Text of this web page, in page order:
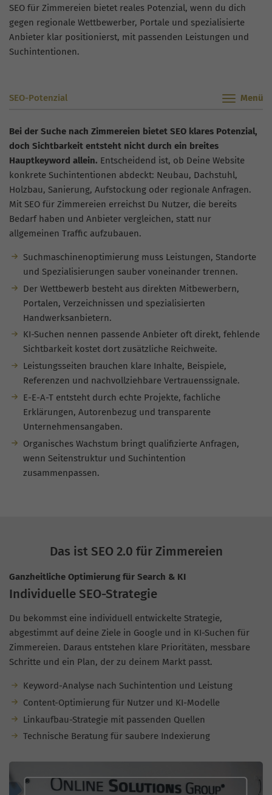
SEO für Zimmereien bietet reales Potenzial, wenn du dich
gegen regionale Wettbewerber, Portale und spezialisierte
Anbieter klar positionierst, mit passenden Leistungen und
Suchintentionen.
SEO-Potenzial
Bei der Suche nach Zimmereien bietet SEO klares Potenzial,
doch Sichtbarkeit entsteht nicht durch ein breites
Hauptkeyword allein. Entscheidend ist, ob Deine Website
konkrete Suchintentionen abdeckt: Neubau, Dachstuhl,
Holzbau, Sanierung, Aufstockung oder regionale Anfragen.
Mit SEO für Zimmereien erreichst Du Nutzer, die bereits
Bedarf haben und Anbieter vergleichen, statt nur
allgemeinen Traffic aufzubauen.
Suchmaschinenoptimierung muss Leistungen, Standorte
und Spezialisierungen sauber voneinander trennen.
Der Wettbewerb besteht aus direkten Mitbewerbern,
Portalen, Verzeichnissen und spezialisierten
Handwerksanbietern.
KI-Suchen nennen passende Anbieter oft direkt, fehlende
Sichtbarkeit kostet dort zusätzliche Reichweite.
Leistungsseiten brauchen klare Inhalte, Beispiele,
Referenzen und nachvollziehbare Vertrauenssignale.
E-E-A-T entsteht durch echte Projekte, fachliche
Erklärungen, Autorenbezug und transparente
Unternehmensangaben.
Organisches Wachstum bringt qualifizierte Anfragen,
wenn Seitenstruktur und Suchintention
zusammenpassen.
Das ist SEO 2.0 für Zimmereien
Ganzheitliche Optimierung für Search & KI
Individuelle SEO-Strategie
Du bekommst eine individuell entwickelte Strategie,
abgestimmt auf deine Ziele in Google und in KI-Suchen für
Zimmereien. Daraus entstehen klare Prioritäten, messbare
Schritte und ein Plan, der zu deinem Markt passt.
Keyword-Analyse nach Suchintention und Leistung
Content-Optimierung für Nutzer und KI-Modelle
Linkaufbau-Strategie mit passenden Quellen
Technische Beratung für saubere Indexierung